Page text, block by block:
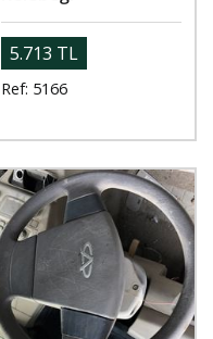
5.713 TL
Ref: 5166